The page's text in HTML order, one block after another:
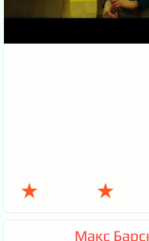
★ ★
Макс